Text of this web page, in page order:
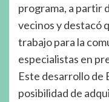
programa, a partir
vecinos y destacó
trabajo para la
especialistas en
Este desarrollo de
posibilidad de